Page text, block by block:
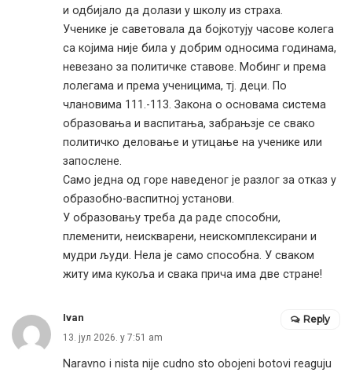
и одбијало да долази у школу из страха.
Ученике је саветовала да бојкотују часове колега
са којима није била у добрим односима годинама,
невезано за политичке ставове. Мобинг и према
лолегама и према ученицима, тј. деци. По
члановима 111.-113. Закона о основама система
образовања и васпитања, забрањзје се свако
политичко деловање и утицање на ученике или
запослене.
Само једна од горе наведеног је разлог за отказ у
образобно-васпитној установи.
У образовању треба да раде способни,
племенити, неискварени, неискомплексирани и
мудри људи. Нела је само способна. У сваком
житу има кукоља и свака прича има две стране!
Ivan
13. јул 2026. у 7:51 am
Naravno i nista nije cudno sto obojeni botovi reaguju
Reply